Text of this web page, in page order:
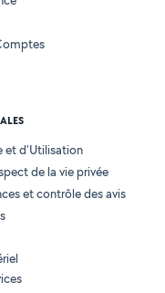
et d'Utilisation
de la vie privée
et contrôle des avis